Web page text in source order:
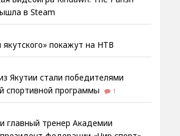
в Steam
покажут на НТВ
Якутии стали победителями
спортивной программы
1
главный тренер Академии